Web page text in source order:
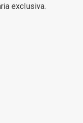
exclusiva.